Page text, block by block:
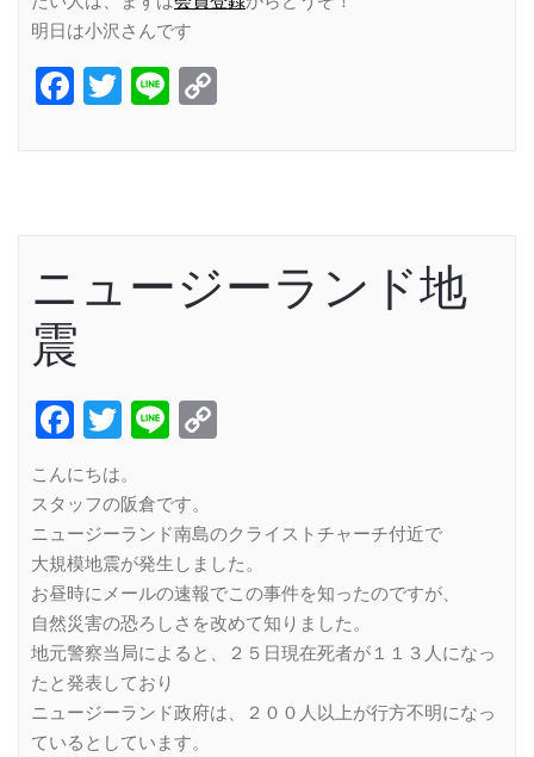
明日は小沢さんです
Facebook
Twitter
Line
ニュージーランド地
震
Facebook
Twitter
Line
こんにちは。
スタッフの阪倉です。
ニュージーランド南島のクライストチャーチ付近で
大規模地震が発生しました。
お昼時にメールの速報でこの事件を知ったのですが、
自然災害の恐ろしさを改めて知りました。
地元警察当局によると、２５日現在死者が１１３人になっ
たと発表しており
ニュージーランド政府は、２００人以上が行方不明になっ
ているとしています。